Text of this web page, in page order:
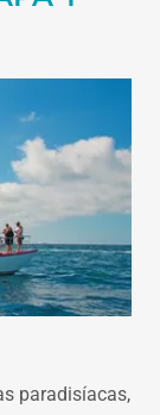
paradisíacas,